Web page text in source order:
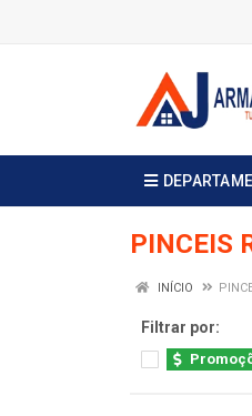
PINCEIS
INÍCIO
Filtrar por: